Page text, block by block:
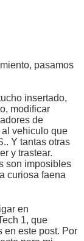
pasamos
insertado,
modificar
de
vehiculo que
Y tantas otras
y trastear.
son imposibles
curiosa faena
en
1, que
en este post. Por